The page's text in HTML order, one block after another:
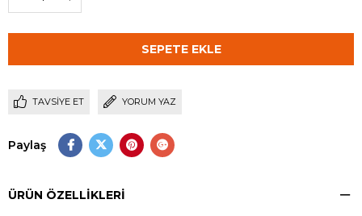
TAVSIYE ET YORUM YAZ
Paylaş
ÜRÜN ÖZELLIKLERI